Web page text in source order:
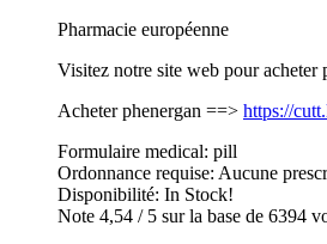
Pharmacie européenne
Visitez notre site web pour acheter
Acheter phenergan ==> https://
Formulaire medical: pill
Ordonnance requise: Aucune
Disponibilité: In Stock!
Note 4,54 / 5 sur la base de 6394